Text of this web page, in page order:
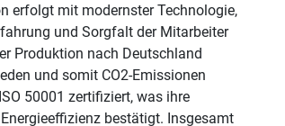
erfolgt mit modernster Technologie,
und Sorgfalt der Mitarbeiter
Produktion nach Deutschland
und somit CO2-Emissionen
50001 zertifiziert, was ihre
bestätigt. Insgesamt